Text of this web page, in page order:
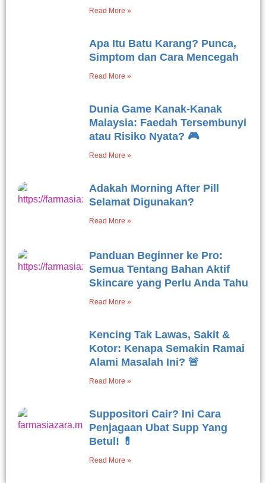
Read More »
Apa Itu Batu Karang? Punca,
Simptom dan Cara Mencegah
Read More »
Dunia Game Kanak-Kanak
Malaysia: Faedah Tersembunyi
atau Risiko Nyata? 🎮
Read More »
Adakah Morning After Pill
Selamat Digunakan?
Read More »
Panduan Beginner ke Pro:
Semua Tentang Bahan Aktif
Skincare yang Perlu Anda Tahu
Read More »
Kencing Tak Lawas, Sakit &
Kotor: Kenapa Semakin Ramai
Alami Masalah Ini? 🚨
Read More »
Suppositori Cair? Ini Cara
Penjagaan Ubat Supp Yang
Betul! 💊
Read More »